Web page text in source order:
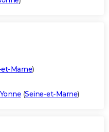
Marne)
(Seine-et-Marne)